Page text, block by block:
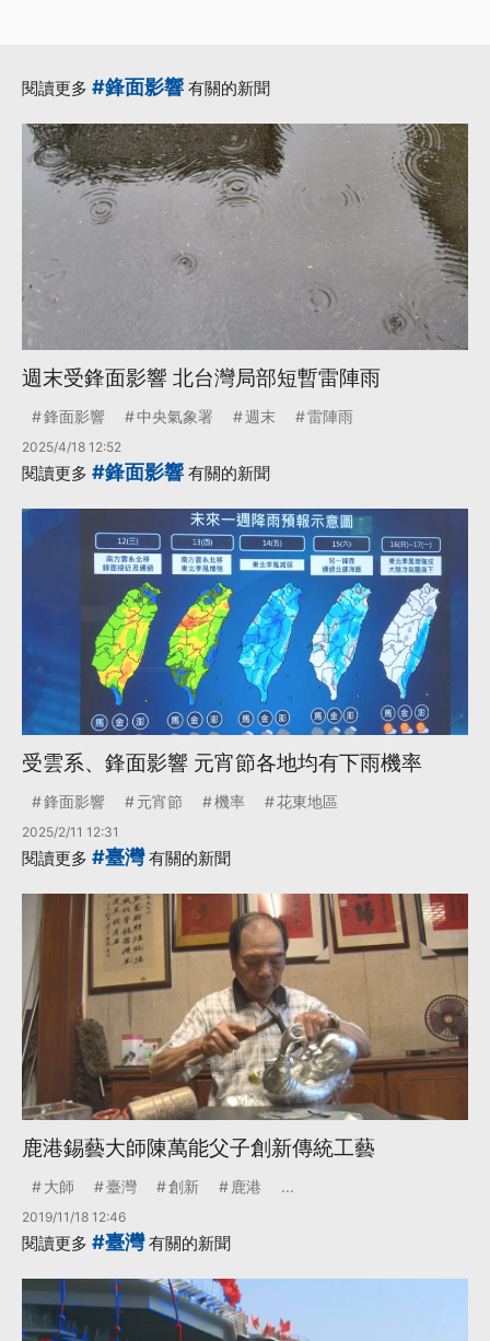
閱讀更多 #鋒面影響 有關的新聞
週末受鋒面影響 北台灣局部短暫雷陣雨
鋒面影響 中央氣象署 週末 雷陣雨
2025/4/18 12:52
閱讀更多 #鋒面影響 有關的新聞
受雲系、鋒面影響 元宵節各地均有下雨機率
鋒面影響 元宵節 機率 花東地區
2025/2/11 12:31
閱讀更多 #臺灣有關的新聞
鹿港錫藝大師陳萬能父子創新傳統工藝
大師 臺灣 創新 鹿港 ...
2019/11/18 12:46
閱讀更多 #臺灣有關的新聞